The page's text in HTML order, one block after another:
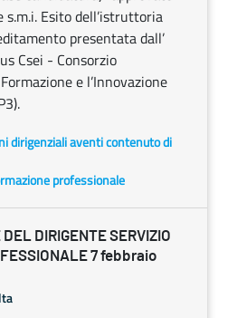
Esito dell’istruttoria
presentata dall’
Csei - Consorzio
e l’Innovazione
dirigenziali aventi contenuto di
professionale
DIRIGENTE SERVIZIO
7 febbraio